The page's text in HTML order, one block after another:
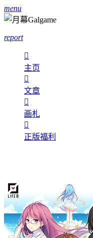
menu
report

主页

文章

画札

正版福利